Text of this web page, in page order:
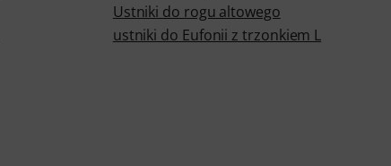
Ustniki do rogu altowego
ustniki do Eufonii z trzonkiem L